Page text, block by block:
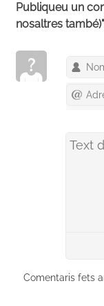
Publiqueu un
nosaltres
Comentaris fets